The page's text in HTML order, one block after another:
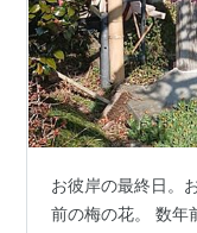
お彼岸の最終日。
前の梅の花。 数年